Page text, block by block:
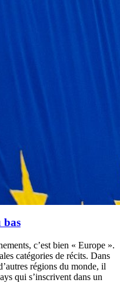
bas
c’est bien « Europe ».
catégories de récits. Dans
régions du monde, il
qui s’inscrivent dans un